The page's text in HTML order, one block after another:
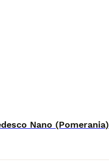
Nano (Pomerania)